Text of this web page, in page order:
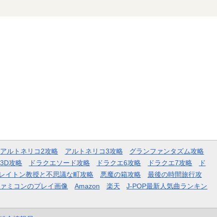
アルトネリコ2攻略 アルトネリコ3攻略
グランファンタズム攻略
攻略 ドラクエソード攻略 ドラクエ6攻略 ドラクエ7攻略
ド
レイトン教授と不思議な町攻略 悪魔の箱攻略
最後の時間旅行攻
ミコンのプレイ画像 Amazon 楽天
J-POP最新人気曲ランキン